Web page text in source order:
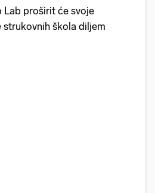
Lab proširit će svoje
škola diljem